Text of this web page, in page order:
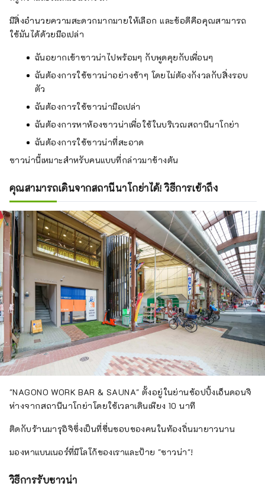
มีสิ่งอำนวยความสะดวกมากมายให้เลือก และข้อดีคือคุณสามารถ
ใช้มันได้ด้วยมือเปล่า
ฉันอยากเข้าซาวน่าไปพร้อมๆ กับพูดคุยกับเพื่อนๆ
ฉันต้องการใช้ซาวน่าอย่างช้าๆ โดยไม่ต้องกังวลกับสิ่งรอบ
ตัว
ฉันต้องการใช้ซาวน่ามือเปล่า
ฉันต้องการหาห้องซาวน่าเพื่อใช้ในบริเวณสถานีนาโกย่า
ฉันต้องการใช้ซาวน่าที่สะอาด
ซาวน่านี้เหมาะสำหรับคนแบบที่กล่าวมาข้างต้น
คุณสามารถเดินจากสถานีนาโกย่าได้! วิธีการเข้าถึง
"NAGONO WORK BAR & SAUNA" ตั้งอยู่ในย่านช้อปปิ้งเอ็นดอนจิ
ห่างจากสถานีนาโกย่าโดยใช้เวลาเดินเพียง 10 นาที
ติดกับร้านมารุอิจิซึ่งเป็นที่ชื่นชอบของคนในท้องถิ่นมายาวนาน
มองหาแบนเนอร์ที่มีโลโก้ของเราและป้าย "ซาวน่า"!
วิธีการรับซาวน่า